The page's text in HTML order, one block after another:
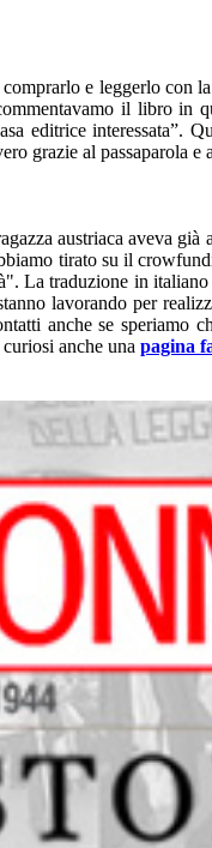
e leggerlo
il libro in
editrice interessata”.
grazie al passaparola
austriaca aveva
tirato su il
traduzione in italiano
lavorando per
anche se speriamo
anche una pagina